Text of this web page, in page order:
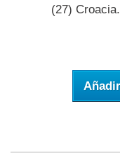
(27)